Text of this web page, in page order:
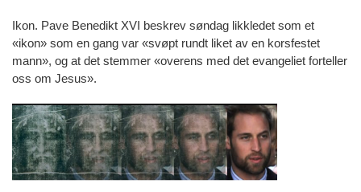
Ikon. Pave Benedikt XVI beskrev søndag likkledet som et
«ikon» som en gang var «svøpt rundt liket av en korsfestet
mann», og at det stemmer «overens med det evangeliet forteller
oss om Jesus».